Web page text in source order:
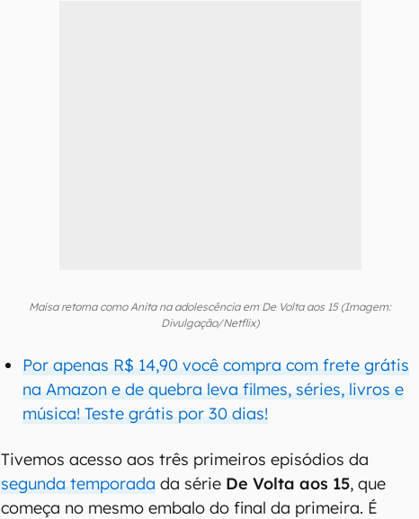
Maísa retorna como Anita na adolescência em De Volta aos 15 (Imagem:
Divulgação/Netflix)
Por apenas R$ 14,90 você compra com frete grátis
na Amazon e de quebra leva filmes, séries, livros e
música! Teste grátis por 30 dias!
Tivemos acesso aos três primeiros episódios da
segunda temporada da série De Volta aos 15, que
começa no mesmo embalo do final da primeira. É